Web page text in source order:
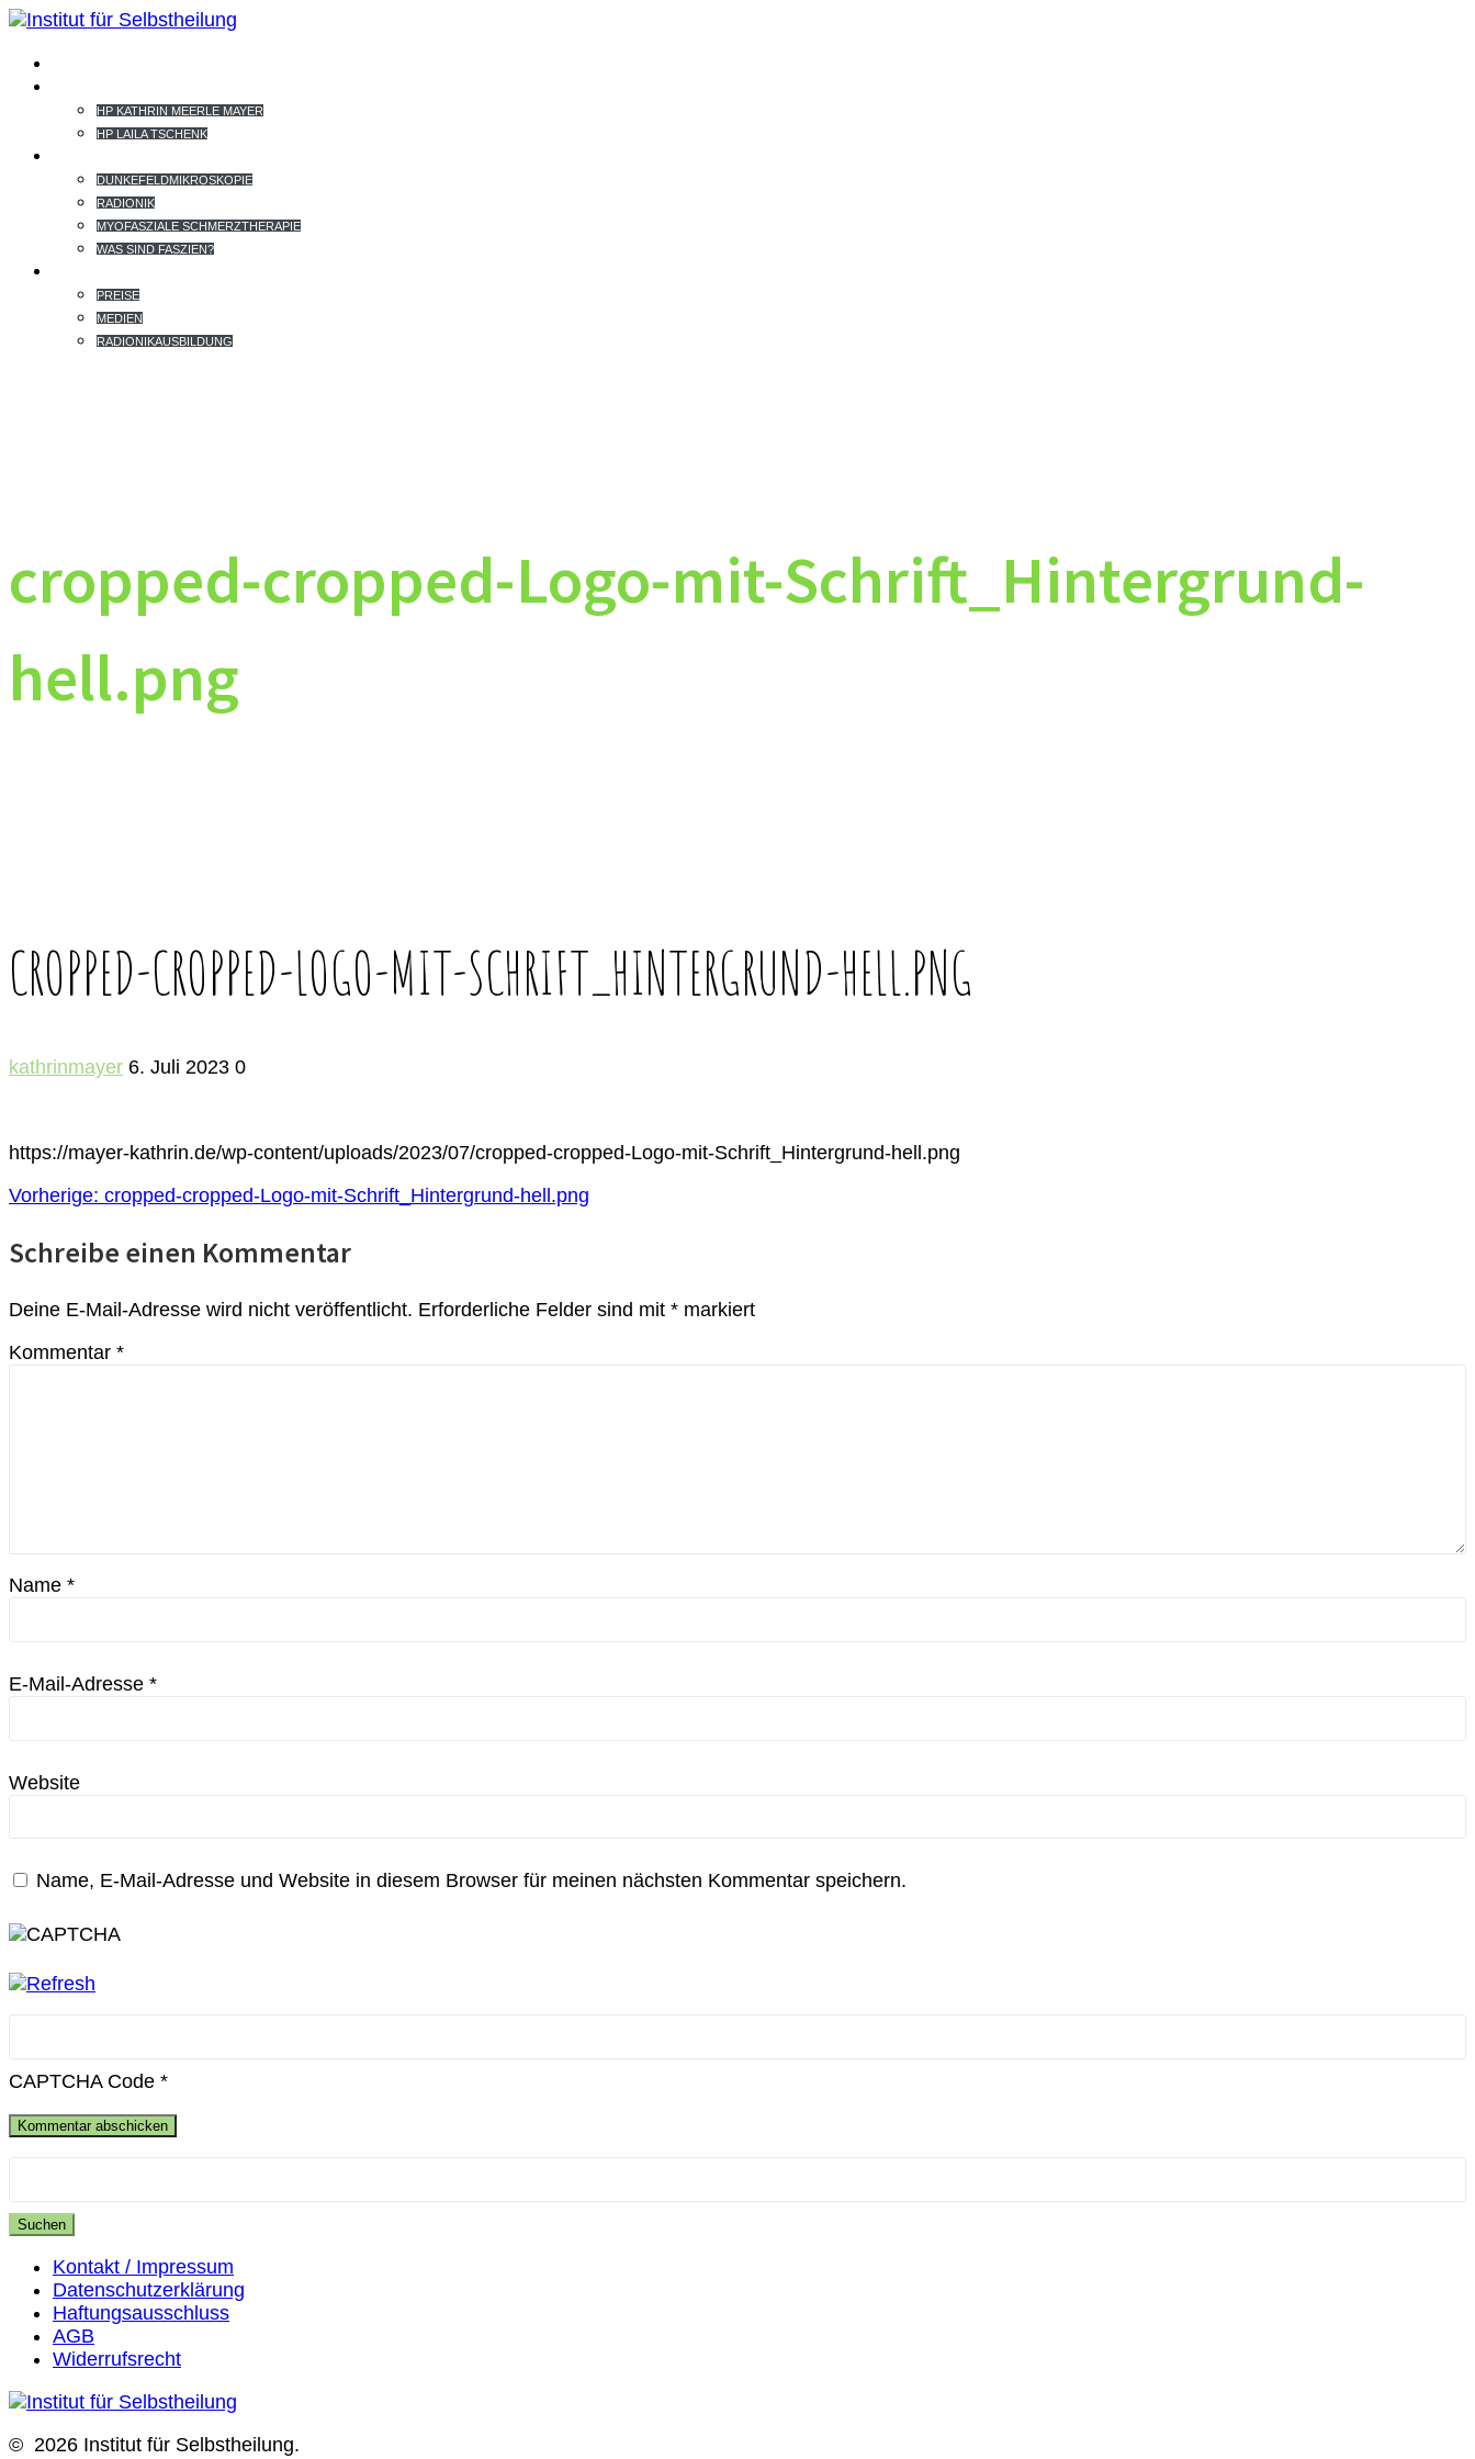
HP KATHRIN MEERLE MAYER
HP LAILA TSCHENK
DUNKEFELDMIKROSKOPIE
RADIONIK
MYOFASZIALE SCHMERZTHERAPIE
WAS SIND FASZIEN?
PREISE
MEDIEN
RADIONIKAUSBILDUNG
cropped-cropped-Logo-mit-Schrift_Hintergrund-
hell.png
CROPPED-CROPPED-LOGO-MIT-SCHRIFT_HINTERGRUND-HELL.PNG
kathrinmayer 6. Juli 2023 0
https://mayer-kathrin.de/wp-content/uploads/2023/07/cropped-cropped-Logo-mit-Schrift_Hintergrund-hell.png
BEITRAGSNAVIGATION
Vorherige: Vorheriger
cropped-cropped-Logo-mit-Schrift_Hintergrund-hell.png
Schreibe einen Kommentar
Deine E-Mail-Adresse wird nicht veröffentlicht. Erforderliche Felder sind mit * markiert
Kommentar *
Name *
E-Mail-Adresse *
Website
Name, E-Mail-Adresse und Website in diesem Browser für meinen nächsten Kommentar speichern.
CAPTCHA Code *
Kontakt / Impressum
Datenschutzerklärung
Haftungsausschluss
AGB
Widerrufsrecht
© 2026 Institut für Selbstheilung.